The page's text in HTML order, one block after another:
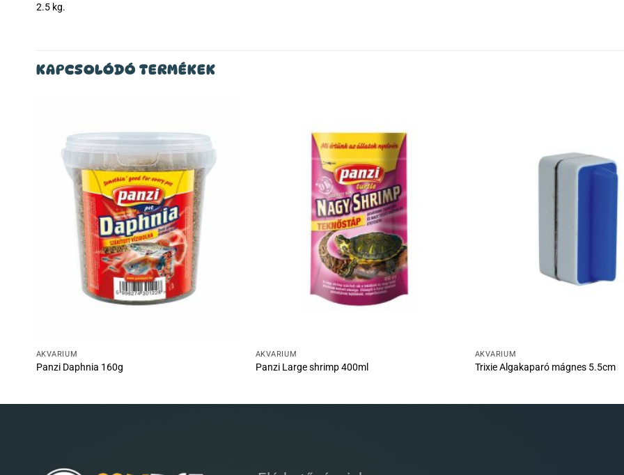
2.5 kg.
KAPCSOLÓDÓ TERMÉKEK
AKVÁRIUM
Panzi Daphnia 160g
AKVÁRIUM
Panzi Large shrimp 400ml
AKVÁRIUM
Trixie Algakaparó mágnes 5.5cm